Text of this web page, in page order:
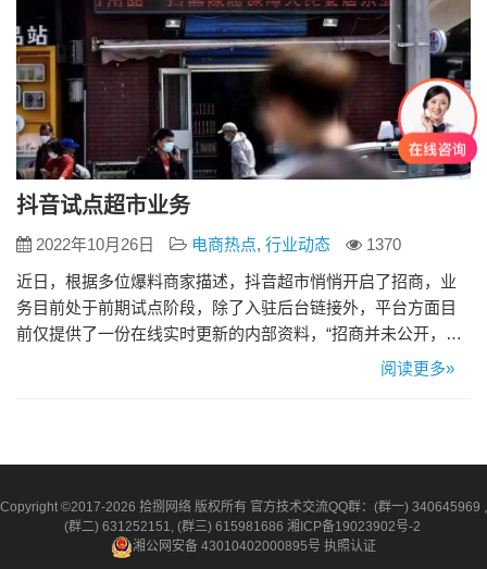
抖音试点超市业务
2022年10月26日 电商热点, 行业动态
1370
近日，根据多位爆料商家描述，抖音超市悄悄开启了招商，业
务目前处于前期试点阶段，除了入驻后台链接外，平台方面目
前仅提供了一份在线实时更新的内部资料，“招商并未公开，只
是在通过小二定向进行邀约。其余内容都还只是口头说说。” 这
已经开…
阅读更多»
Copyright ©2017-2026 拾捌网络 版权所有 官方技术交流QQ群：(群一) 340645969 ,
(群二) 631252151, (群三) 615981686 湘ICP备19023902号-2
湘公网安备 43010402000895号 执照认证